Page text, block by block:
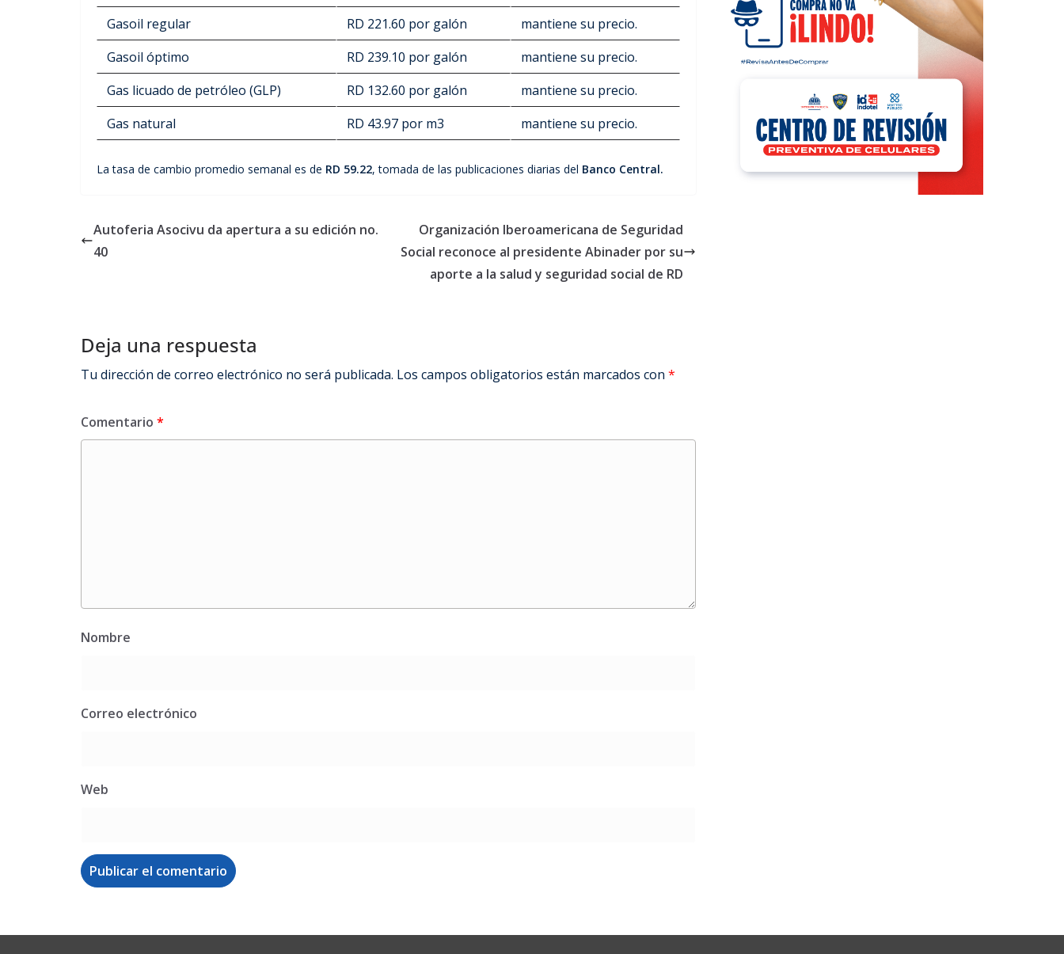
Gasoil regular
RD 221.60 por galón
mantiene su precio.
Gasoil óptimo
RD 239.10 por galón
mantiene su precio.
Gas licuado de petróleo (GLP)
RD 132.60 por galón
mantiene su precio.
Gas natural
RD 43.97 por m3 mantiene su precio.
La tasa de cambio promedio semanal es de RD 59.22, tomada de las publicaciones diarias del Banco Central.
Autoferia Asocivu da apertura a su edición no.
40
Organización Iberoamericana de Seguridad
Social reconoce al presidente Abinader por su
aporte a la salud y seguridad social de RD
Deja una respuesta
Tu dirección de correo electrónico no será publicada. Los campos obligatorios están marcados con *
Comentario *
Nombre
Correo electrónico
Web